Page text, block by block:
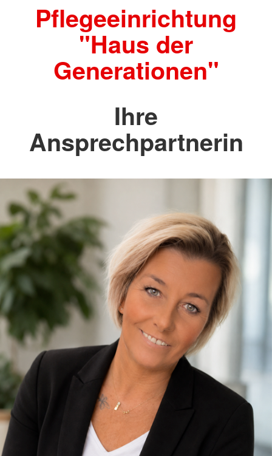
Pflegeeinrichtung
"Haus der
Generationen"
Ihre
Ansprechpartnerin